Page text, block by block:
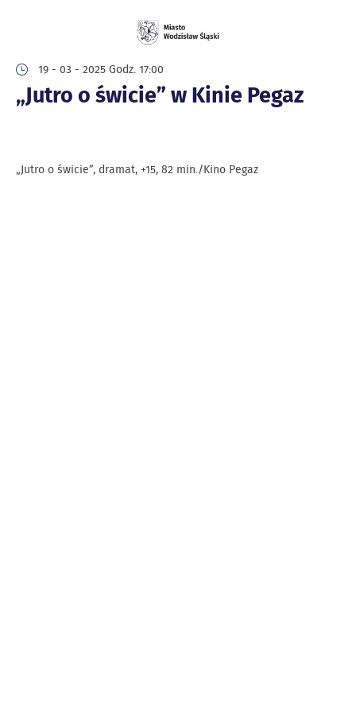
19 - 03 - 2025 Godz. 17:00
„Jutro o świcie” w Kinie Pegaz
„Jutro o świcie”, dramat, +15, 82 min./Kino Pegaz